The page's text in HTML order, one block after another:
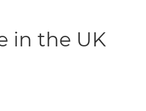
in the UK